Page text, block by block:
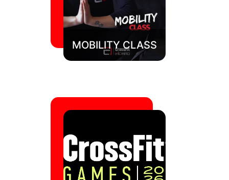
MOBILITY CLASS